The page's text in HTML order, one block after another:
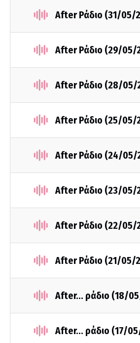
After Ράδιο (31/05/
After Ράδιο (29/05/
After Ράδιο (28/05/
After Ράδιο (25/05/
After Ράδιο (24/05/
After Ράδιο (23/05/
After Ράδιο (22/05/
After Ράδιο (21/05/
After... ράδιο (18/
After... ράδιο (17/